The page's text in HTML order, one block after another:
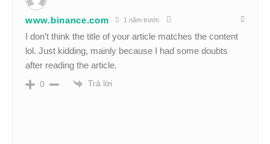
www.binance.com 1 năm trước
I don’t think the title of your article matches the content
lol. Just kidding, mainly because I had some doubts
after reading the article.
0 Trả lời